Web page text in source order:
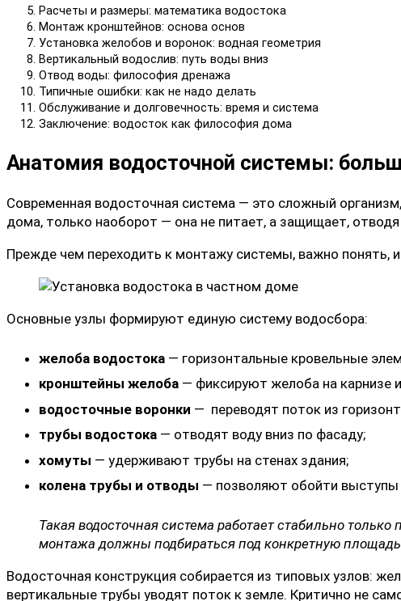
Расчеты и размеры: математика водостока
Монтаж кронштейнов: основа основ
Установка желобов и воронок: водная геометрия
Вертикальный водослив: путь воды вниз
Отвод воды: философия дренажа
Типичные ошибки: как не надо делать
Обслуживание и долговечность: время и система
Заключение: водосток как философия дома
Анатомия водосточной системы:
Современная водосточная система — это сложный
дома, только наоборот — она не питает, а защищает,
Прежде чем переходить к монтажу системы, важно понять,
Основные узлы формируют единую систему водосбора:
желоба водостока — горизонтальные кровельные
кронштейны желоба — фиксируют желоба на карнизе
водосточные воронки — переводят поток из
трубы водостока — отводят воду вниз по фасаду;
хомуты — удерживают трубы на стенах здания;
колена трубы и отводы — позволяют обойти выступы
Такая водосточная система работает стабильно
монтажа должны подбираться под конкретную
Водосточная конструкция собирается из типовых узлов:
вертикальные трубы уводят поток к земле. Критично не